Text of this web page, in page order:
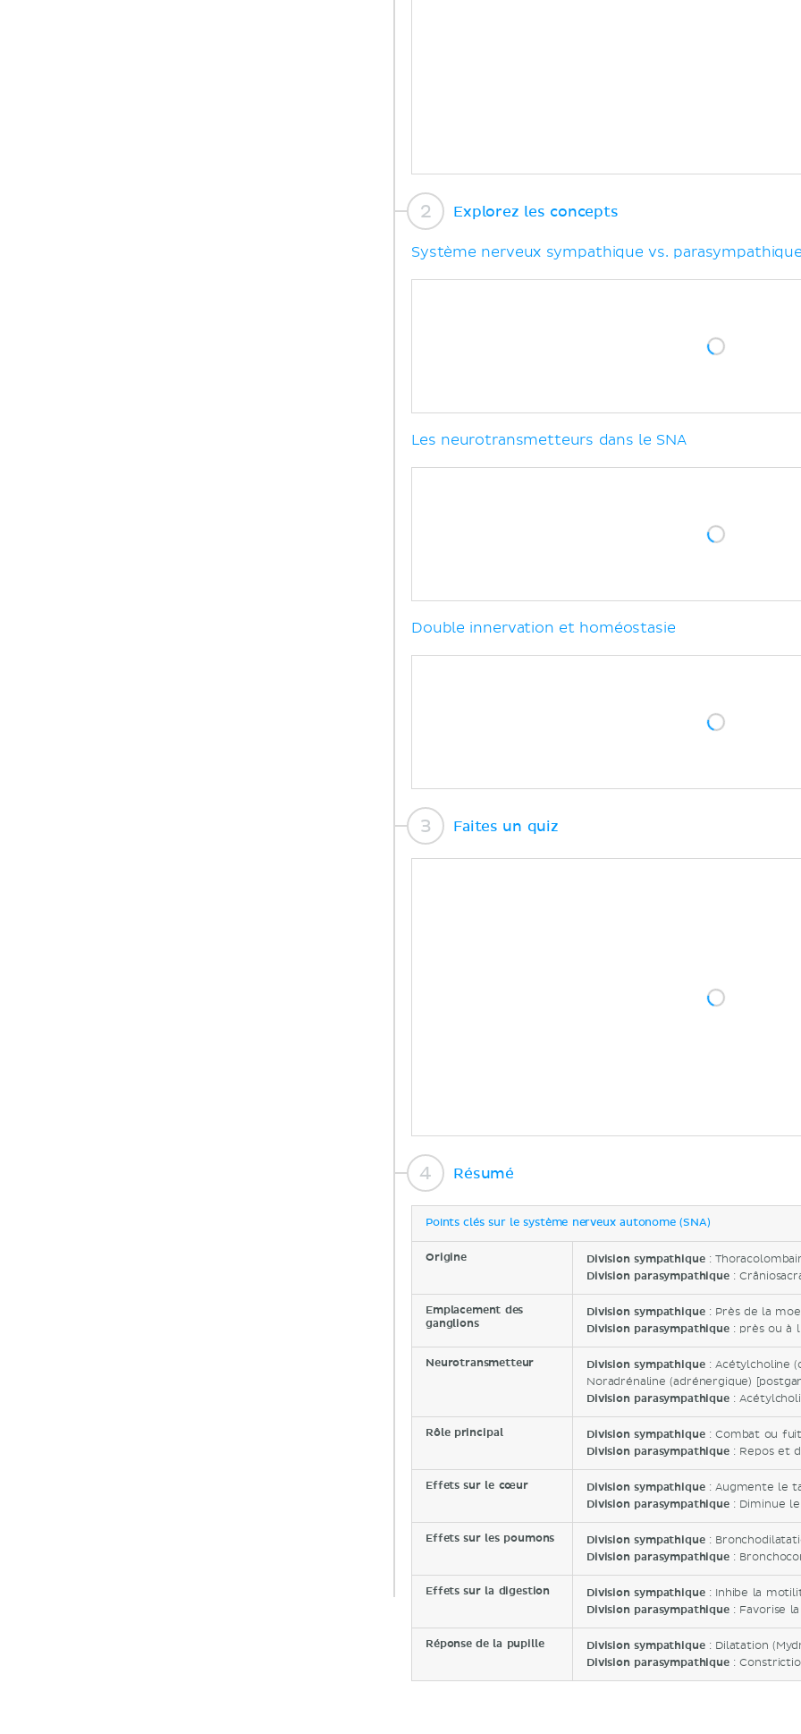
Explorez les concepts
Système nerveux sympathique vs.
Les neurotransmetteurs dans le SNA
Double innervation et homéostasie
Faites un quiz
Résumé
Points clés sur le système nerveux autonome (SNA)
Origine Division sympathique:
Division parasympathique:
Emplacement des
ganglions
Division sympathique: Près de la
Division parasympathique: près ou à
Neurotransmetteur Division sympathique: Acétylcholine
Noradrénaline (adrénergique)
Division parasympathique:
Rôle principal Division sympathique: Combat ou
Division parasympathique: Repos et
Effets sur le cœur Division sympathique: Augmente le
Division parasympathique: Diminue
Effets sur les poumons Division sympathique:
Division parasympathique:
Effets sur la digestion Division sympathique: Inhibe la
Division parasympathique: Favorise
Réponse de la pupille Division sympathique: Dilatation
Division parasympathique: